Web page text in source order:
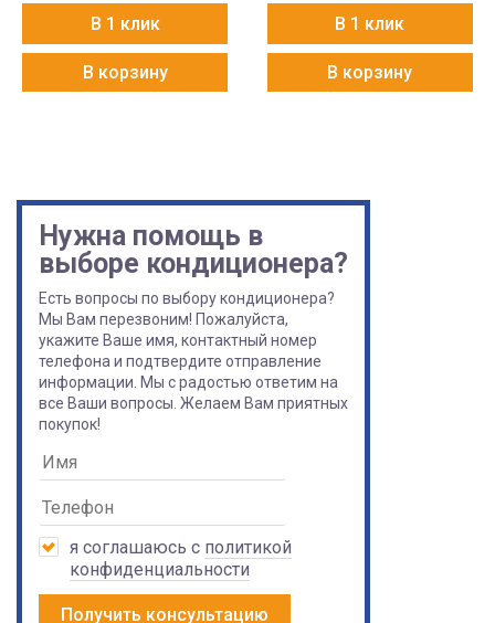
В 1 клик
В корзину
В 1 клик
В корзину
Нужна помощь в
выборе кондиционера?
Есть вопросы по выбору кондиционера?
Мы Вам перезвоним! Пожалуйста,
укажите Ваше имя, контактный номер
телефона и подтвердите отправление
информации. Мы с радостью ответим на
все Ваши вопросы. Желаем Вам приятных
покупок!
я соглашаюсь с политикой
конфиденциальности
Получить консультацию